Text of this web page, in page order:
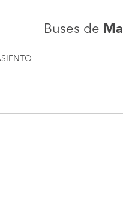
Buses de